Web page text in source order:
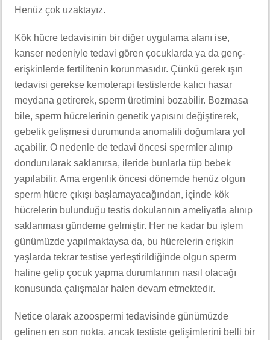
Henüz çok uzaktayız.
Kök hücre tedavisinin bir diğer uygulama alanı ise,
kanser nedeniyle tedavi gören çocuklarda ya da genç-
erişkinlerde fertilitenin korunmasıdır. Çünkü gerek ışın
tedavisi gerekse kemoterapi testislerde kalıcı hasar
meydana getirerek, sperm üretimini bozabilir. Bozmasa
bile, sperm hücrelerinin genetik yapısını değiştirerek,
gebelik gelişmesi durumunda anomalili doğumlara yol
açabilir. O nedenle de tedavi öncesi spermler alınıp
dondurularak saklanırsa, ileride bunlarla tüp bebek
yapılabilir. Ama ergenlik öncesi dönemde henüz olgun
sperm hücre çıkışı başlamayacağından, içinde kök
hücrelerin bulunduğu testis dokularının ameliyatla alınıp
saklanması gündeme gelmiştir. Her ne kadar bu işlem
günümüzde yapılmaktaysa da, bu hücrelerin erişkin
yaşlarda tekrar testise yerleştirildiğinde olgun sperm
haline gelip çocuk yapma durumlarının nasıl olacağı
konusunda çalışmalar halen devam etmektedir.
Netice olarak azoospermi tedavisinde günümüzde
gelinen en son nokta, ancak testiste gelişimlerini belli bir